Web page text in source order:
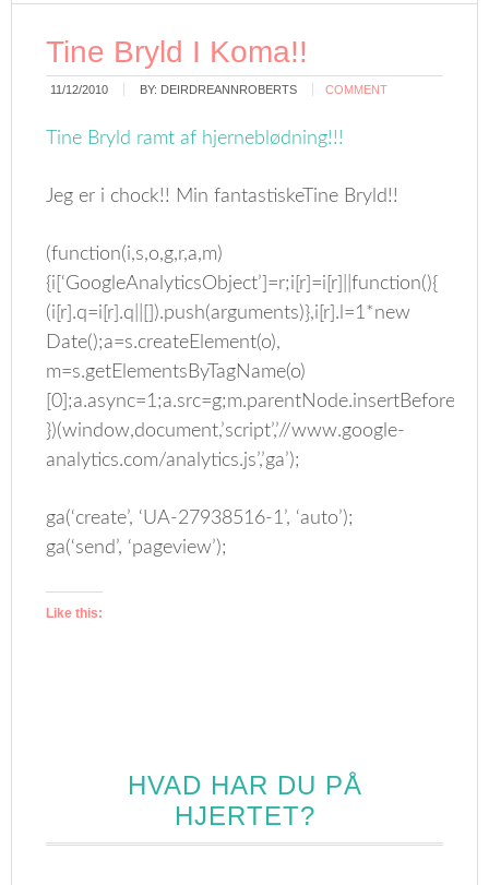
Tine Bryld I Koma!!
11/12/2010 BY: DEIRDREANNROBERTS COMMENT
Tine Bryld ramt af hjerneblødning!!!
Jeg er i chock!! Min fantastiskeTine Bryld!!
(function(i,s,o,g,r,a,m)
{i[‘GoogleAnalyticsObject’]=r;i[r]=i[r]||function(){
(i[r].q=i[r].q||[]).push(arguments)},i[r].l=1*new
Date();a=s.createElement(o),
m=s.getElementsByTagName(o)
})(window,document,’script’,’//www.google-
analytics.com/analytics.js’,’ga’);
ga(‘create’, ‘UA-27938516-1’, ‘auto’);
ga(‘send’, ‘pageview’);
Like this:
HVAD HAR DU PÅ
HJERTET?